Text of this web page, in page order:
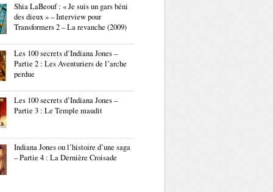
Shia LaBeouf : « Je suis un gars béni
des dieux » – Interview pour
Transformers 2 – La revanche (2009)
Les 100 secrets d’Indiana Jones –
Partie 2 : Les Aventuriers de l’arche
perdue
Les 100 secrets d’Indiana Jones –
Partie 3 : Le Temple maudit
Indiana Jones ou l’histoire d’une saga
– Partie 4 : La Dernière Croisade